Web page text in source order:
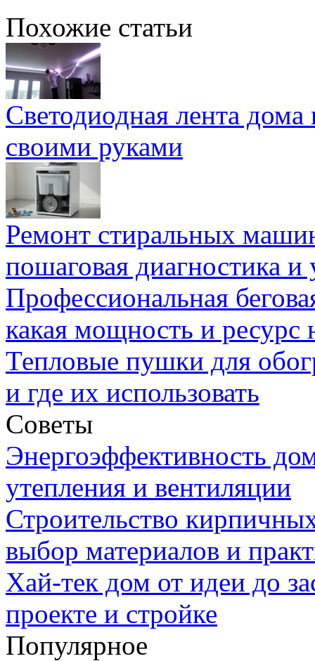
Похожие статьи
Светодиодная лента
своими руками
Ремонт стиральных
пошаговая диагностика и
Профессиональная
какая мощность и
Тепловые пушки для
и где их использовать
Советы
Энергоэффективность
утепления и вентиляции
Строительство
выбор материалов и
Хай-тек дом от идеи до
проекте и стройке
Популярное